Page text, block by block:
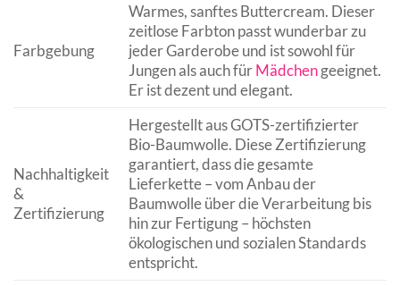
Farbgebung
Warmes, sanftes Buttercream. Dieser
zeitlose Farbton passt wunderbar zu
jeder Garderobe und ist sowohl für
Jungen als auch fürMädchengeeignet.
Er ist dezent und elegant.
Nachhaltigkeit
&
Zertifizierung
Hergestellt aus GOTS-zertifizierter
Bio-Baumwolle. Diese Zertifizierung
garantiert, dass die gesamte
Lieferkette – vom Anbau der
Baumwolle über die Verarbeitung bis
hin zur Fertigung – höchsten
ökologischen und sozialen Standards
entspricht.